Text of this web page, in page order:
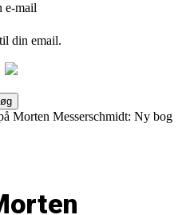
e-mail
din email.
Morten Messerschmidt: Ny bog